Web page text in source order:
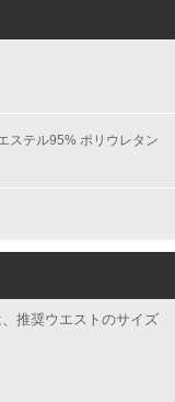
ステル95% ポリウレタン
推奨ウエストのサイズ